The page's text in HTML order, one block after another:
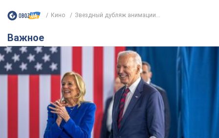
Супруга тяжелобольного Джо Байдена
назвала первый симптом, который
сигнализировал о его "агрессивном" раке
Сначала врачи не обратили на это должного внимания
16,5 т.
Отпуск Леси Никитюк в Карпатах
обернулся скандалом: почему